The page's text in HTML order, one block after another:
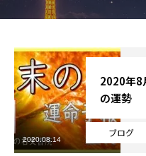
秘伝公開！吉凶カレンダー
記事カテゴリー
ブログ
お知らせ
芸能界
ブログ
2020年8
の運勢
2020.08.14